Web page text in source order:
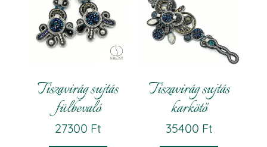
Tiszavirág sujtás
fülbevaló
27300 Ft
Tiszavirág sujtás
karkötő
35400 Ft